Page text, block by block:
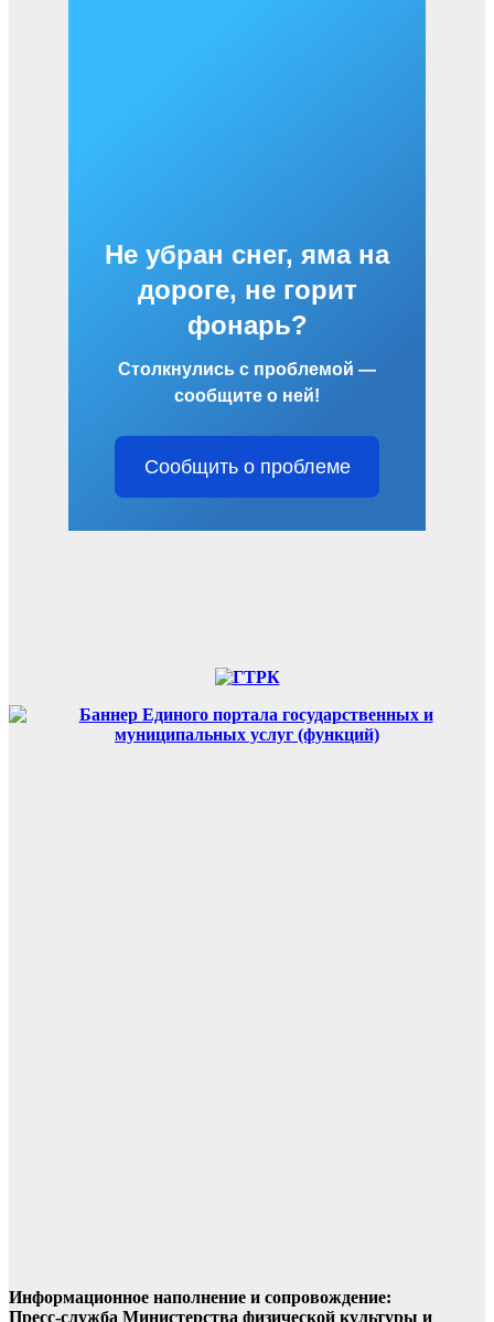
Не убран снег, яма на
дороге, не горит
фонарь?
Столкнулись с проблемой —
сообщите о ней!
Сообщить о проблеме
Информационное наполнение и сопровождение:
Пресс-служба Министерства физической культуры и